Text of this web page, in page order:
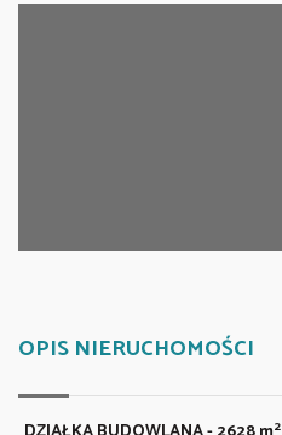
OPIS NIERUCHOMOŚCI
2